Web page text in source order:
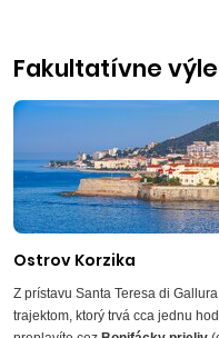
Pri návšteve tohto
čas vnímať jeho magickú
mnohom vôbec
monumentálnosť Ríma,
ukričanosť pikantnej
prvý vnem je
Sardínia sa niekedy
Fakultatívne
Ostrov Korzika
Z prístavu Santa Teresa di
trajektom, ktorý trvá cca jednu